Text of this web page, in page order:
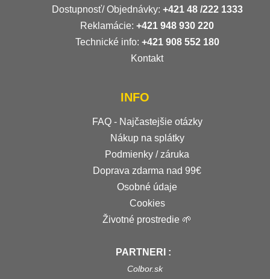
Dostupnosť/ Objednávky: +421 48 /222 1333
Reklamácie: +421 948 930 220
Technické info: +421 908 552 180
Kontakt
INFO
FAQ - Najčastejšie otázky
Nákup na splátky
Podmienky / záruka
Doprava zdarma nad 99€
Osobné údaje
Cookies
Životné prostredie 🌱
PARTNERI :
Colbor.sk